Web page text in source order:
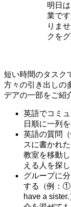
明日
業で
りま
クを
短い時間のタスク
方々の引き出しの
デアの一部をご紹
英語でコミ
日順に一列を
英語の質問
スに書かれ
教室を移動
える人を探
グループに
する（例：
have a